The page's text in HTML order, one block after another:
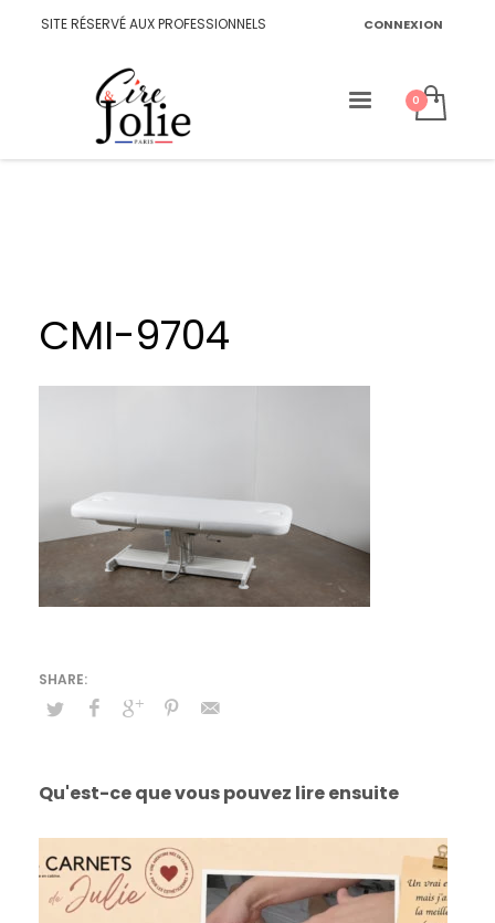
SITE RÉSERVÉ AUX PROFESSIONNELS CONNEXION
CMI-9704
Qu'est-ce que vous pouvez lire ensuite